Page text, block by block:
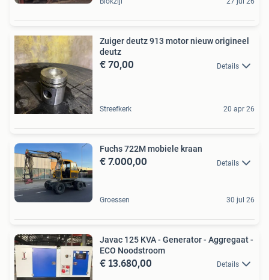
Zuiger deutz 913 motor nieuw origineel
deutz
€ 70,00 Details
Streefkerk 20 apr 26
Fuchs 722M mobiele kraan
€ 7.000,00 Details
Groessen 30 jul 26
Javac 125 KVA - Generator - Aggregaat -
ECO Noodstroom
€ 13.680,00 Details